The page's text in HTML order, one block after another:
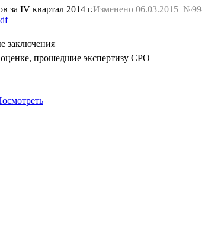
за IV квартал 2014 г.Изменено 06.03.2015
заключения
прошедшие экспертизу СРО